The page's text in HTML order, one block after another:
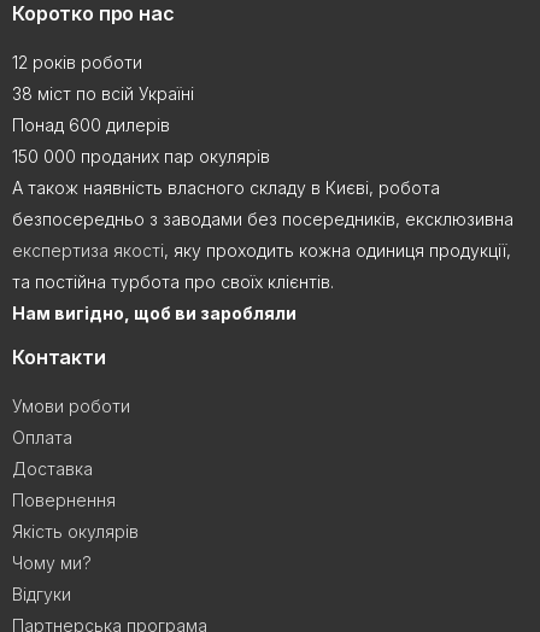
Коротко про нас
12 років роботи
38 міст по всій Україні
Понад 600 дилерів
150 000 проданих пар окулярів
А також наявність власного складу в Києві, робота
безпосередньо з заводами без посередників, ексклюзивна
експертиза якості, яку проходить кожна одиниця продукції,
та постійна турбота про своїх клієнтів.
Нам вигідно, щоб ви заробляли
Контакти
Умови роботи
Оплата
Доставка
Повернення
Якість окулярів
Чому ми?
Відгуки
Партнерська програма